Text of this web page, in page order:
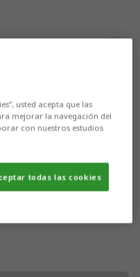
usted acepta que las
mejorar la navegación del
con nuestros estudios
todas las cookies